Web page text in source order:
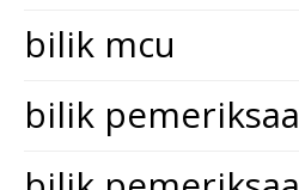
bilik mcu
bilik